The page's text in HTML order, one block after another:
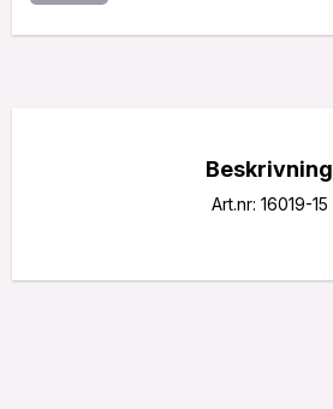
Beskrivning
Art.nr: 16019-15